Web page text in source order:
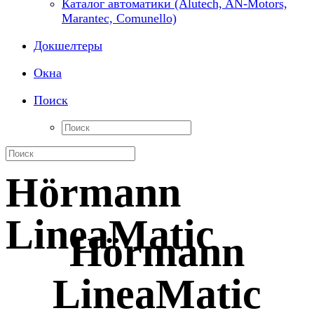
Каталог автоматики (Alutech, AN-Motors,
Marantec, Comunello)
Докшелтеры
Окна
Поиск
Hörmann
LineaMatic
Hörmann
LineaMatic